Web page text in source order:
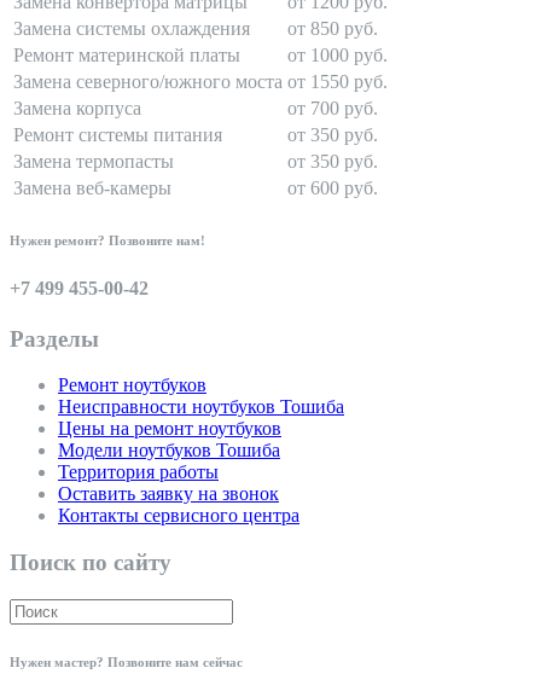
Замена системы охлаждения
от 850 руб.
Ремонт материнской платы
от 1000 руб.
Замена северного/южного моста от 1550 руб.
Замена корпуса
от 700 руб.
Ремонт системы питания
от 350 руб.
Замена термопасты
от 350 руб.
Замена веб-камеры
от 600 руб.
Нужен ремонт? Позвоните нам!
+7 499 455-00-42
Разделы
Ремонт ноутбуков
Неисправности ноутбуков Тошиба
Цены на ремонт ноутбуков
Модели ноутбуков Тошиба
Территория работы
Оставить заявку на звонок
Контакты сервисного центра
Поиск по сайту
Нужен мастер? Позвоните нам сейчас